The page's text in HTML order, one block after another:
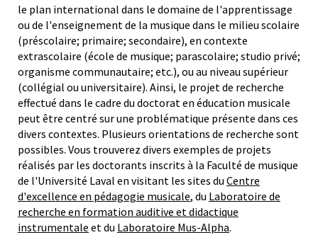
le plan international dans le domaine de l'apprentissage
ou de l'enseignement de la musique dans le milieu scolaire
(préscolaire; primaire; secondaire), en contexte
extrascolaire (école de musique; parascolaire; studio privé;
organisme communautaire; etc.), ou au niveau supérieur
(collégial ou universitaire). Ainsi, le projet de recherche
effectué dans le cadre du doctorat en éducation musicale
peut être centré sur une problématique présente dans ces
divers contextes. Plusieurs orientations de recherche sont
possibles. Vous trouverez divers exemples de projets
réalisés par les doctorants inscrits à la Faculté de musique
de l'Université Laval en visitant les sites du Centre
d'excellence en pédagogie musicale, du Laboratoire de
recherche en formation auditive et didactique
instrumentale et du Laboratoire Mus-Alpha.